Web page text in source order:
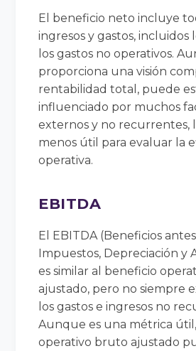
El beneficio neto incluye
ingresos y gastos, incluidos
los gastos no operativos.
proporciona una visión
rentabilidad total, puede
influenciado por muchos
externos y no recurrentes,
menos útil para evaluar la
operativa.
EBITDA
El EBITDA (Beneficios
Impuestos, Depreciación y
es similar al beneficio
ajustado, pero no siempre
los gastos e ingresos no
Aunque es una métrica
operativo bruto ajustado